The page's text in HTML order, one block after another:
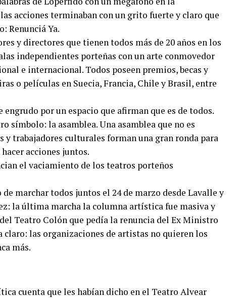
acciones terminaban con un grito fuerte y claro que
Renunciá Ya.
y directores que tienen todos más de 20 años en los
independientes porteñas con un arte conmovedor
e internacional. Todos poseen premios, becas y
o películas en Suecia, Francia, Chile y Brasil, entre
por un espacio que afirman que es de todos.
símbolo: la asamblea. Una asamblea que no es
trabajadores culturales forman una gran ronda para
acciones juntos.
marchar todos juntos el 24 de marzo desde Lavalle y
la última marcha la columna artística fue masiva y
Teatro Colón que pedía la renuncia del Ex Ministro
claro: las organizaciones de artistas no quieren los
más.
cuenta que les habían dicho en el Teatro Alvear